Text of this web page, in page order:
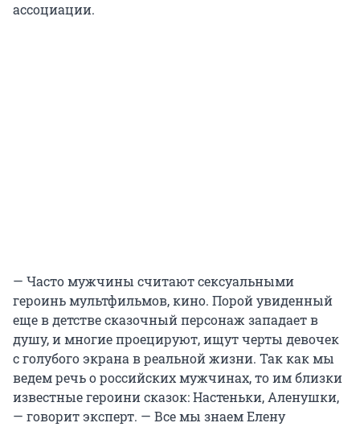
ассоциации.
— Часто мужчины считают сексуальными
героинь мультфильмов, кино. Порой увиденный
еще в детстве сказочный персонаж западает в
душу, и многие проецируют, ищут черты девочек
с голубого экрана в реальной жизни. Так как мы
ведем речь о российских мужчинах, то им близки
известные героини сказок: Настеньки, Аленушки,
— говорит эксперт. — Все мы знаем Елену